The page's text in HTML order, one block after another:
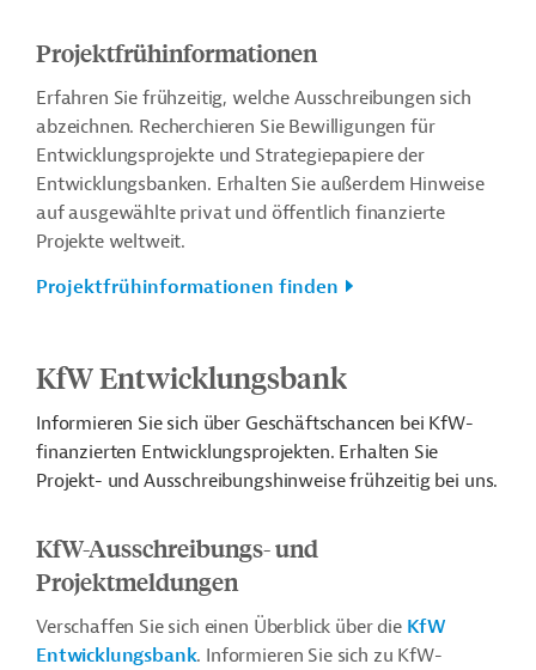
Projektfrühinformationen
Erfahren Sie frühzeitig, welche Ausschreibungen sich
abzeichnen. Recherchieren Sie Bewilligungen für
Entwicklungsprojekte und Strategiepapiere der
Entwicklungsbanken. Erhalten Sie außerdem Hinweise
auf ausgewählte privat und öffentlich finanzierte
Projekte weltweit.
Projektfrühinformationen finden
KfW Entwicklungsbank
Informieren Sie sich über Geschäftschancen bei KfW-
finanzierten Entwicklungsprojekten. Erhalten Sie
Projekt- und Ausschreibungshinweise frühzeitig bei uns.
KfW-Ausschreibungs- und
Projektmeldungen
Verschaffen Sie sich einen Überblick über die KfW
Entwicklungsbank. Informieren Sie sich zu KfW-